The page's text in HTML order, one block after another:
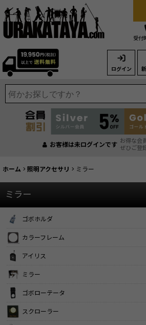
ログイン
受付
お客様は未ログインです お得な会
ぜひご登
ホーム > 照明アクセサリ > ミラー
ミラー
ゴボホルダ
カラーフレーム
アイリス
ミラー
ゴボローテータ
スクローラー